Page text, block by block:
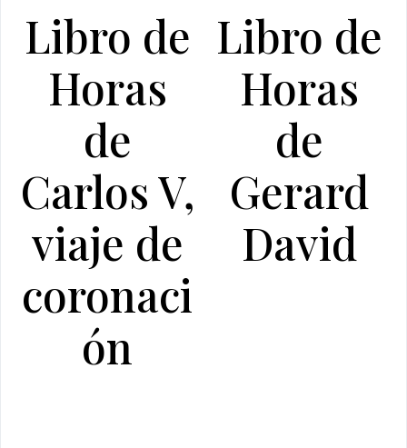
Libro de
Horas
de
Carlos V,
viaje de
coronaci
ón
Libro de
Horas
de
Gerard
David